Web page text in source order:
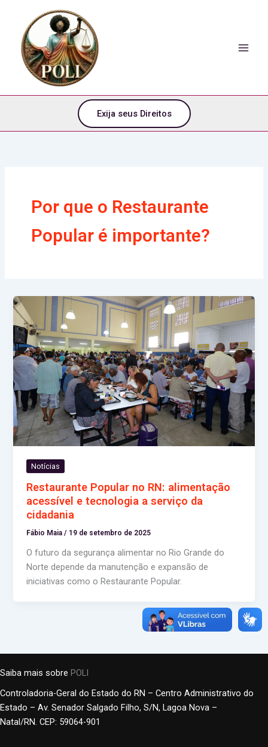
conteúdo
conteúdo
Exija seus Direitos
Por que o Restaurante
Popular é importante?
Notícias
Restaurante Popular no RN: alimentação
acessível e tecnologia a serviço da
cidadania
Fábio Maia/ 19 de setembro de 2025
O futuro da segurança alimentar no Rio Grande do
Norte depende da manutenção e expansão de
iniciativas como o Restaurante Popular.
Saiba mais sobre POLI
Controladoria-Geral do Estado do RN – Centro Administrativo do
Estado – Av. Senador Salgado Filho, S/N, Lagoa Nova –
Natal/RN. CEP: 59064-901